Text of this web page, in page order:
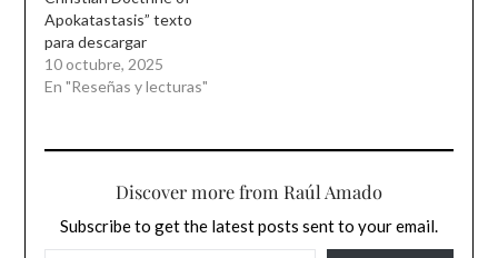
Apokatastasis” texto
para descargar
10 octubre, 2025
En "Reseñas y lecturas"
Discover more from Raúl Amado
Subscribe to get the latest posts sent to your email.
TYPE YOUR EMAIL…